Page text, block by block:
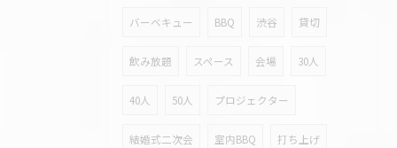
バーベキュー BBQ 渋谷 貸切
飲み放題 スペース 会場 30人
40人 50人 プロジェクター
結婚式二次会 室内BBQ 打ち上げ